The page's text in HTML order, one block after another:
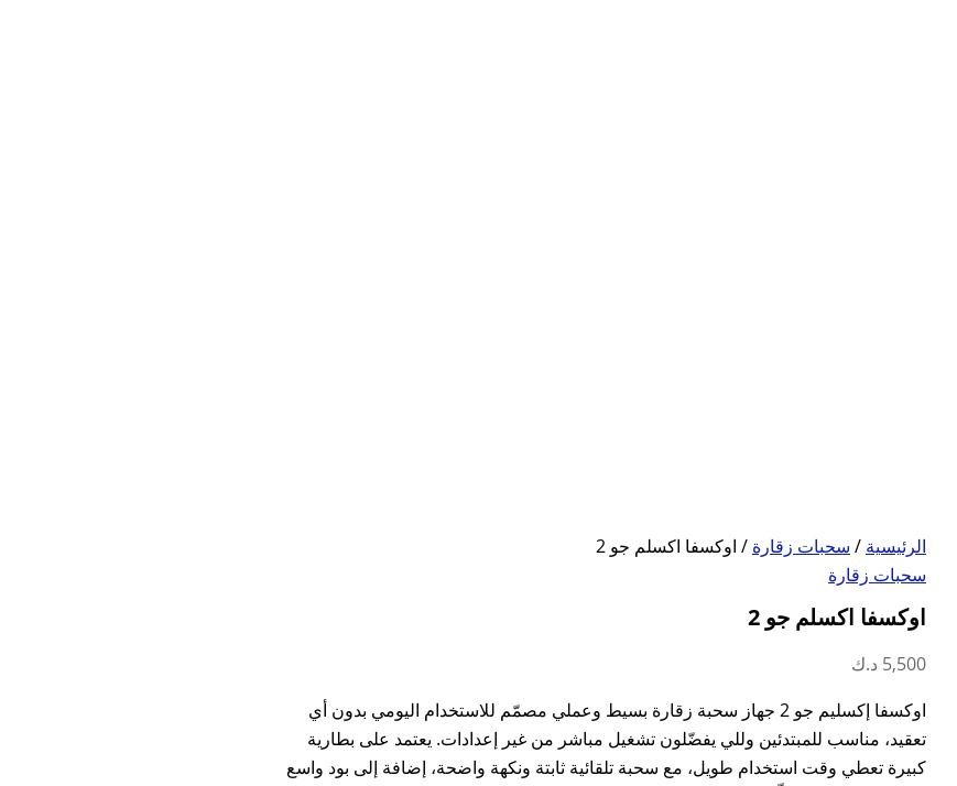
الرئيسية / سحبات زقارة / اوكسفا اكسلم جو 2
سحبات زقارة
اوكسفا اكسلم جو 2
5,500 د.ك
اوكسفا إكسليم جو 2 جهاز سحبة زقارة بسيط وعملي مصمّم للاستخدام اليومي بدون أي
تعقيد، مناسب للمبتدئين وللي يفضّلون تشغيل مباشر من غير إعدادات. يعتمد على بطارية
كبيرة تعطي وقت استخدام طويل، مع سحبة تلقائية ثابتة ونكهة واضحة، إضافة إلى بود واسع